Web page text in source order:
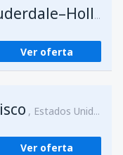
Fort Lauderdale Fort Lauderdale–Hollywood Intl Airport
Ver oferta
Estados Unidos
Ver oferta